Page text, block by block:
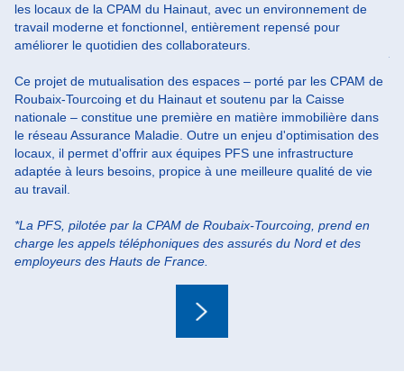
les locaux de la CPAM du Hainaut, avec un environnement de
travail moderne et fonctionnel, entièrement repensé pour
améliorer le quotidien des collaborateurs.
Ce projet de mutualisation des espaces – porté par les CPAM de
Roubaix-Tourcoing et du Hainaut et soutenu par la Caisse
nationale – constitue une première en matière immobilière dans
le réseau Assurance Maladie. Outre un enjeu d'optimisation des
locaux, il permet d'offrir aux équipes PFS une infrastructure
adaptée à leurs besoins, propice à une meilleure qualité de vie
au travail.
*La PFS, pilotée par la CPAM de Roubaix-Tourcoing, prend en
charge les appels téléphoniques des assurés du Nord et des
employeurs des Hauts de France.